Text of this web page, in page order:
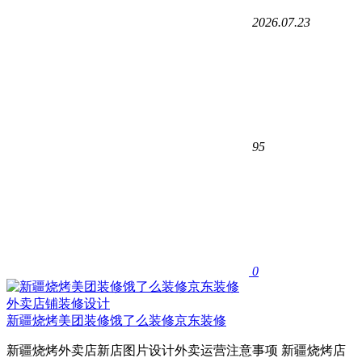
2026.07.23
95
0
外卖店铺装修设计
新疆烧烤美团装修饿了么装修京东装修
新疆烧烤外卖店新店图片设计外卖运营注意事项 新疆烧烤店